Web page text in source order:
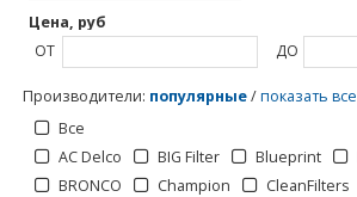
Цена, руб
ОТ
ДО
Производители: популярные/показать все
Все
AC Delco
BIG Filter Blueprint
BRONCO
Champion CleanFilters